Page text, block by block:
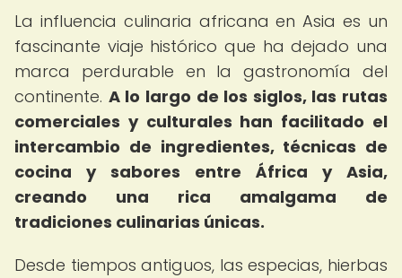
La influencia culinaria africana en Asia es un
fascinante viaje histórico que ha dejado una
marca perdurable en la gastronomía del
continente. A lo largo de los siglos, las rutas
comerciales y culturales han facilitado el
intercambio de ingredientes, técnicas de
cocina y sabores entre África y Asia,
creando una rica amalgama de
tradiciones culinarias únicas.
Desde tiempos antiguos, las especias, hierbas